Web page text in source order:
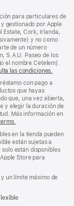
para particulares de
gestionado por Apple
Estate, Cork, Irlanda,
y no como
de un número
S.A.U. Paseo de los
el nombre Cetelem).
las condiciones.
con pago a
que hayas
que, una vez abierta,
y elegir la duración de
Más información en
en la tienda pueden
están sujetas a
están disponibles
Store para
un límite máximo de